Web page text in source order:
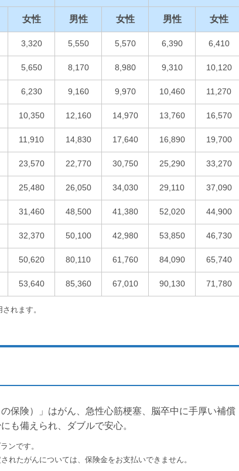
女性 男性 女性 男性 女性
3,320 5,550 5,570 6,390 6,410
5,650 8,170 8,980 9,310 10,120
6,230 9,160 9,970 10,460 11,270
10,350 12,160 14,970 13,760 16,570
11,910 14,830 17,640 16,890 19,700
23,570 22,770 30,750 25,290 33,270
25,480 26,050 34,030 29,110 37,090
31,460 48,500 41,380 52,020 44,900
32,370 50,100 42,980 53,850 46,730
50,620 80,110 61,760 84,090 65,740
53,640 85,360 67,010 90,130 71,780
れます。
保険）」はがん、急性心筋梗塞、脳卒中に手厚い補償
も備えられ、ダブルで安心。
ンです。
れたがんについては、保険金をお支払いできません。